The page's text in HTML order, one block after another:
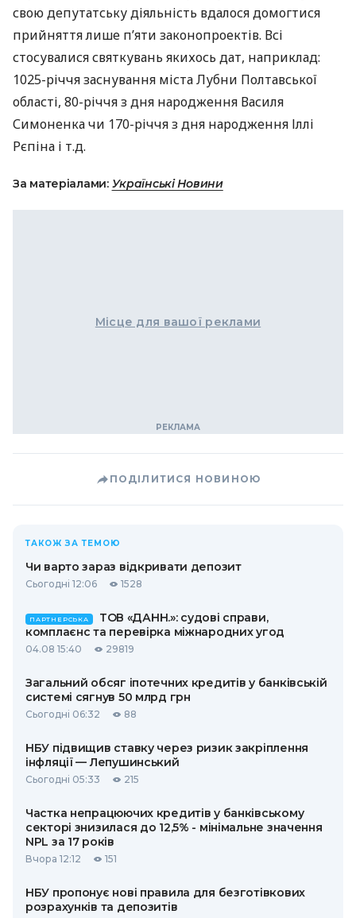
свою депутатську діяльність вдалося домогтися
прийняття лише п’яти законопроектів. Всі
стосувалися святкувань якихось дат, наприклад:
1025-річчя заснування міста Лубни Полтавської
області, 80-річчя з дня народження Василя
Симоненка чи 170-річчя з дня народження Іллі
Рєпіна і т.д.
За матеріалами: Українські Новини
Місце для вашої реклами
ПОДІЛИТИСЯ НОВИНОЮ
ТАКОЖ ЗА ТЕМОЮ
Чи варто зараз відкривати депозит
Сьогодні 12:06 1528
ПАРТНЕРСЬКА
ТОВ «ДАНН.»: судові справи,
комплаєнс та перевірка міжнародних угод
04.08 15:40 29819
Загальний обсяг іпотечних кредитів у банківській
системі сягнув 50 млрд грн
Сьогодні 06:32 88
НБУ підвищив ставку через ризик закріплення
інфляції — Лепушинський
Сьогодні 05:33 215
Частка непрацюючих кредитів у банківському
секторі знизилася до 12,5% - мінімальне значення
NPL за 17 років
Вчора 12:12 151
НБУ пропонує нові правила для безготівкових
розрахунків та депозитів